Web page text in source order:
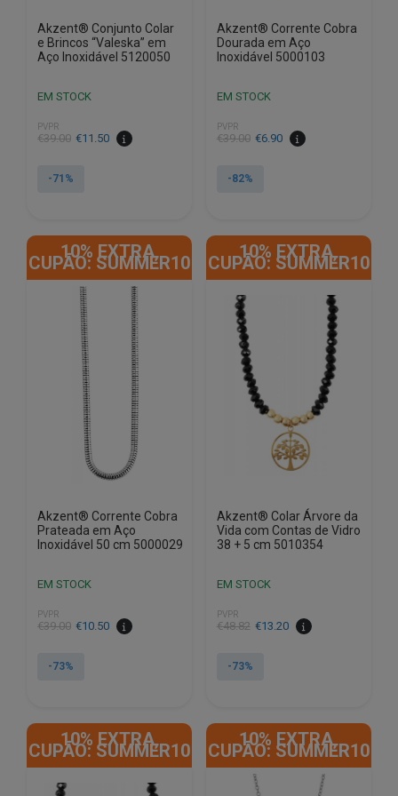
Akzent® Conjunto Colar
e Brincos “Valeska” em
Aço Inoxidável 5120050
EM STOCK
PVPR
€39.00
O
original
€11.50
O
atual
-71%
Akzent® Corrente Cobra
Dourada em Aço
Inoxidável 5000103
EM STOCK
PVPR
€39.00
O
original
€6.90
O
atual
-82%
10% EXTRA,
CUPÃO: SUMMER10
Akzent® Corrente Cobra
Prateada em Aço
Inoxidável 50 cm 5000029
EM STOCK
PVPR
€39.00
O
original
€10.50
O
atual
-73%
10% EXTRA,
CUPÃO: SUMMER10
Akzent® Colar Árvore da
Vida com Contas de Vidro
38 + 5 cm 5010354
EM STOCK
PVPR
€48.82
O
original
€13.20
O
atual
-73%
10% EXTRA,
CUPÃO: SUMMER10
10% EXTRA,
CUPÃO: SUMMER10